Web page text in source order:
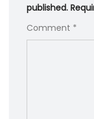
published.
Comment *